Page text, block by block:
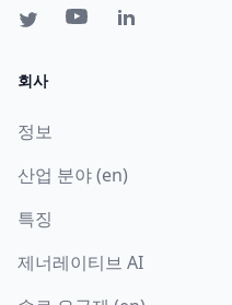
회사
정보
산업 분야 (en)
특징
제너레이티브 AI